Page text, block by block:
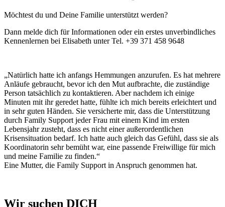
Möchtest du und Deine Familie unterstützt werden?
Dann melde dich für Informationen oder ein erstes unverbindliches
Kennenlernen bei Elisabeth unter Tel. +39 371 458 9648
„Natürlich hatte ich anfangs Hemmungen anzurufen. Es hat mehrere
Anläufe gebraucht, bevor ich den Mut aufbrachte, die zuständige
Person tatsächlich zu kontaktieren. Aber nachdem ich einige
Minuten mit ihr geredet hatte, fühlte ich mich bereits erleichtert und
in sehr guten Händen. Sie versicherte mir, dass die Unterstützung
durch Family Support jeder Frau mit einem Kind im ersten
Lebensjahr zusteht, dass es nicht einer außerordentlichen
Krisensituation bedarf. Ich hatte auch gleich das Gefühl, dass sie als
Koordinatorin sehr bemüht war, eine passende Freiwillige für mich
und meine Familie zu finden.“
Eine Mutter, die Family Support in Anspruch genommen hat.
Wir suchen DICH